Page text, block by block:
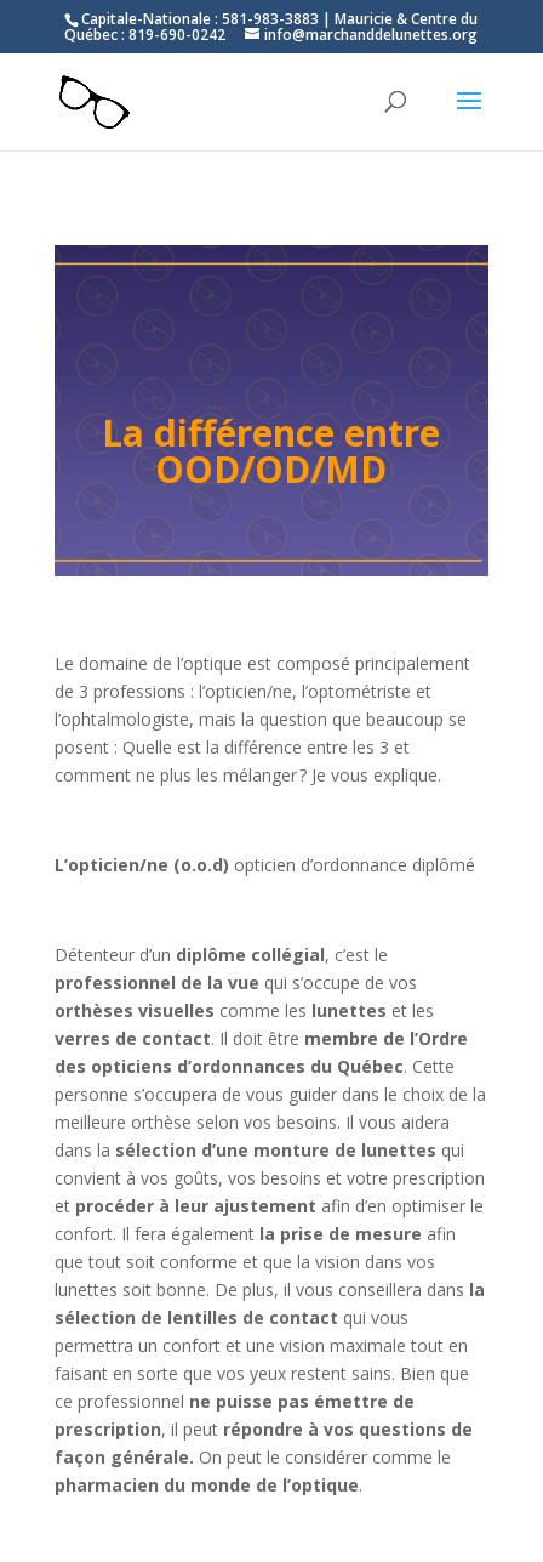
Capitale-Nationale : 581-983-3883 | Mauricie & Centre du
Québec : 819-690-0242 info@marchanddelunettes.org
La différence entre
OOD/OD/MD
Le domaine de l’optique est composé principalement
de 3 professions : l’opticien/ne, l’optométriste et
l’ophtalmologiste, mais la question que beaucoup se
posent : Quelle est la différence entre les 3 et
comment ne plus les mélanger ? Je vous explique.
L’opticien/ne (o.o.d) opticien d’ordonnance diplômé
Détenteur d’un diplôme collégial, c’est le
professionnel de la vue qui s’occupe de vos
orthèses visuelles comme les lunettes et les
verres de contact. Il doit être membre de l’Ordre
des opticiens d’ordonnances du Québec. Cette
personne s’occupera de vous guider dans le choix de la
meilleure orthèse selon vos besoins. Il vous aidera
dans la sélection d’une monture de lunettes qui
convient à vos goûts, vos besoins et votre prescription
et procéder à leur ajustement afin d’en optimiser le
confort. Il fera également la prise de mesure afin
que tout soit conforme et que la vision dans vos
lunettes soit bonne. De plus, il vous conseillera dans la
sélection de lentilles de contact qui vous
permettra un confort et une vision maximale tout en
faisant en sorte que vos yeux restent sains. Bien que
ce professionnel ne puisse pas émettre de
prescription, il peut répondre à vos questions de
façon générale. On peut le considérer comme le
pharmacien du monde de l’optique.